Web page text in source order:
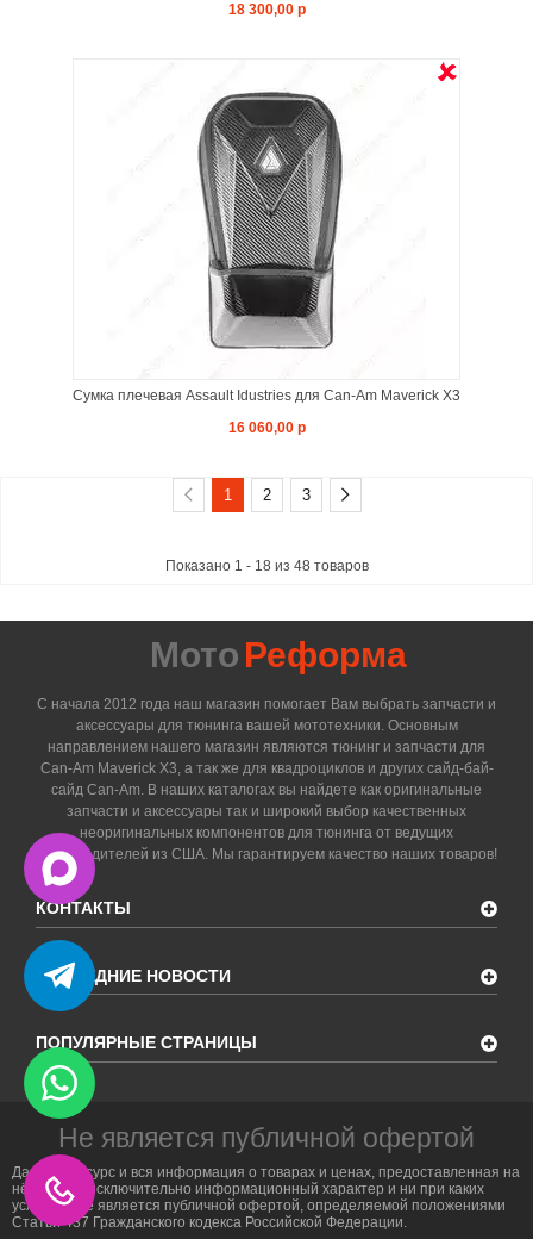
18 300,00 р
Сумка плечевая Assault Idustries для Can-Am Maverick X3
16 060,00 р
1 2 3
Показано 1 - 18 из 48 товаров
Мото Реформа
С начала 2012 года наш магазин помогает Вам выбрать запчасти и
аксессуары для тюнинга вашей мототехники. Основным
направлением нашего магазин являются тюнинг и запчасти для
Can-Am Maverick X3, а так же для квадроциклов и других сайд-бай-
сайд Can-Am. В наших каталогах вы найдете как оригинальные
запчасти и аксессуары так и широкий выбор качественных
неоригинальных компонентов для тюнинга от ведущих
производителей из США. Мы гарантируем качество наших товаров!
КОНТАКТЫ
ПОСЛЕДНИЕ НОВОСТИ
ПОПУЛЯРНЫЕ СТРАНИЦЫ
Не является публичной офертой
Данный ресурс и вся информация о товарах и ценах, предоставленная на
нём, носит исключительно информационный характер и ни при каких
условиях не является публичной офертой, определяемой положениями
Статьи 437 Гражданского кодекса Российской Федерации.